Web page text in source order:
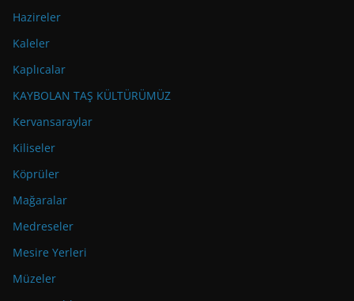
Hazireler
Kaleler
Kaplıcalar
KAYBOLAN TAŞ KÜLTÜRÜMÜZ
Kervansaraylar
Kiliseler
Köprüler
Mağaralar
Medreseler
Mesire Yerleri
Müzeler